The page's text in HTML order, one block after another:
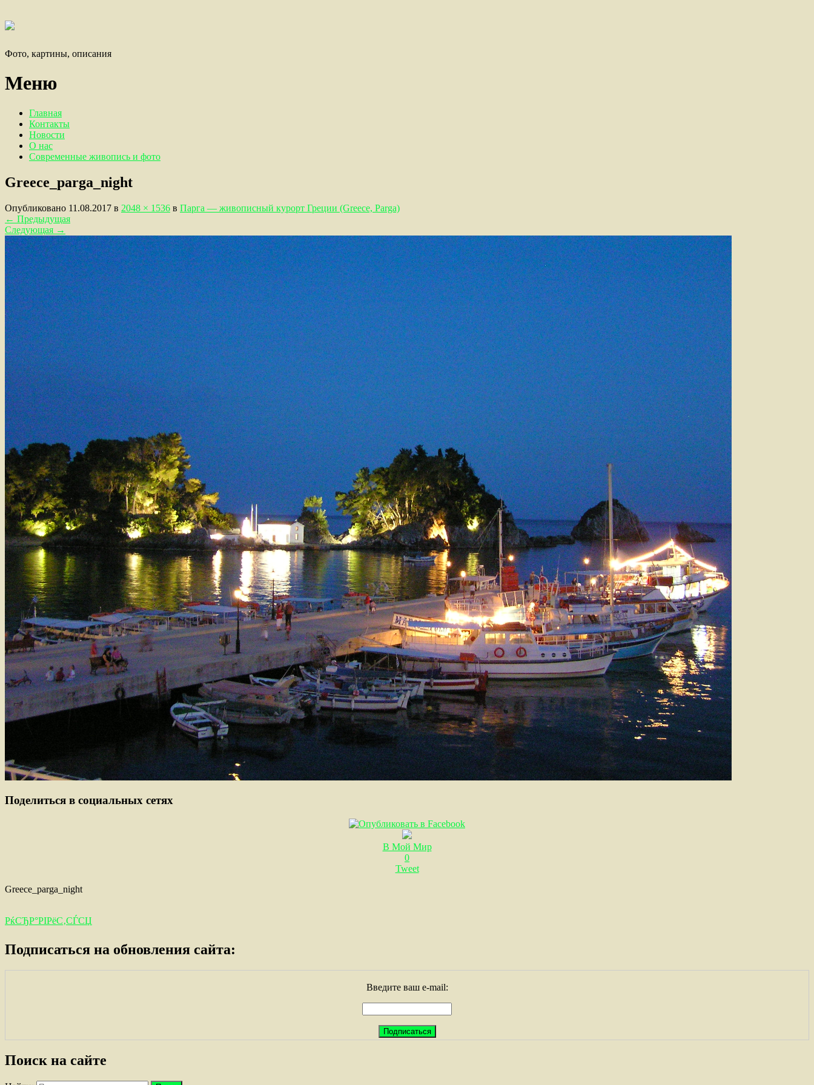
Фото, картины, описания
Меню
Главная
Контакты
Новости
О нас
Современные живопись и фото
Greece_parga_night
Опубликовано 11.08.2017 в 2048 × 1536 в Парга — живописный курорт Греции (Greece, Parga)
← Предыдущая
Следующая →
Поделиться в социальных сетях
В Мой Мир
0
Tweet
Greece_parga_night
РќСЂР°РІРёС‚СЃСЏ
Подписаться на обновления сайта:
Введите ваш e-mail:
Поиск на сайте